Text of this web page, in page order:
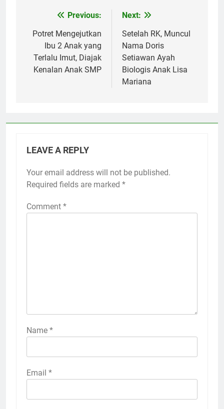
navigation
Previous:
Potret Mengejutkan
Ibu 2 Anak yang
Terlalu Imut, Diajak
Kenalan Anak SMP
Next:
Setelah RK, Muncul
Nama Doris
Setiawan Ayah
Biologis Anak Lisa
Mariana
LEAVE A REPLY
Your email address will not be published.
Required fields are marked *
Comment *
Name *
Email *